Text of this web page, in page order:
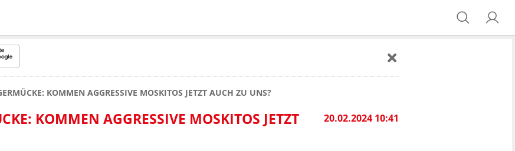
KOMMEN AGGRESSIVE MOSKITOS JETZT AUCH ZU UNS?
20.02.2024 10:41
KOMMEN AGGRESSIVE MOSKITOS JETZT